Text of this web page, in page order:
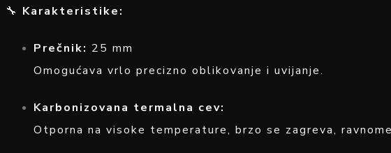
🔧 Karakteristike:
Prečnik: 25 mm
Omogućava vrlo precizno oblikovanje i uvijanje.
Karbonizovana termalna cev:
Otporna na visoke temperature, brzo se zagreva,